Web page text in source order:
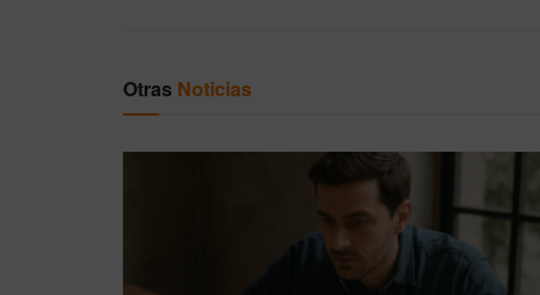
Otras Noticias